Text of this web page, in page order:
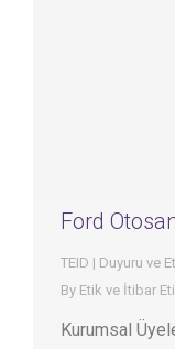
Ford
TEID | Duyuru ve
By Etik ve İtibar
Kurumsal